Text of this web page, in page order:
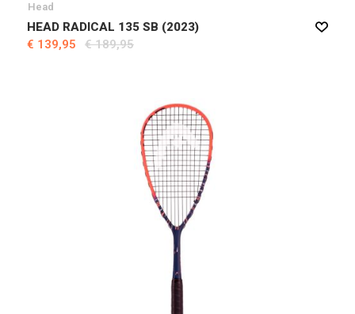
Head
HEAD RADICAL 135 SB (2023)
€ 139,95
€ 189,95